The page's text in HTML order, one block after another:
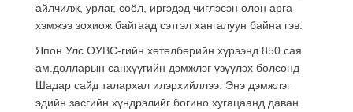
айлчилж, урлаг, соёл, иргэдэд чиглэсэн олон арга
хэмжээ зохиож байгаад сэтгэл хангалуун байна гэв.
Япон Улс ОУВС-гийн хөтөлбөрийн хүрээнд 850 сая
ам.долларын санхүүгийн дэмжлэг үзүүлэх болсонд
Шадар сайд талархал илэрхийллээ. Энэ дэмжлэг
эдийн засгийн хүндрэлийг богино хугацаанд даван